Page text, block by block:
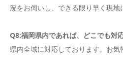
況をお伺いし、できる限り早く現地
Q8:福岡県内であれば、どこでも対
県内全域に対応しております。お気